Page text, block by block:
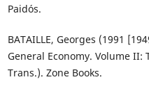
Paidós.
BATAILLE, Georges (1991
General Economy. Volume II:
Trans.). Zone Books.